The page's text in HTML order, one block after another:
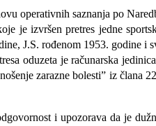
operativnih saznanja po
je izvršen pretres jedne
J.S. rođenom 1953. godine i
oduzeta je računarska
zarazne bolesti” iz člana
i upozorava da je